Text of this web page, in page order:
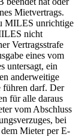
Mietvertrags.
MILES unrichtige
nicht
Vertragsstrafe
eines vom
untersagt, ein
anderweitige
führen darf. Der
für alle daraus
vom Abschluss
bei
Mieter per E-